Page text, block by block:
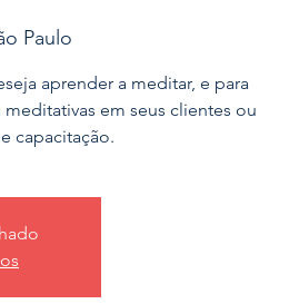
Paulo
aprender a meditar, e para
em seus clientes ou
capacitação.